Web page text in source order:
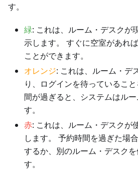
す。
緑: これは、ルーム・デスクが
示します。 すぐに空室があれ
ことができます。
オレンジ: これは、ルーム・デ
り、ログインを待っているこ
間が過ぎると、システムはル
す。
赤: これは、ルーム・デスクが
します。 予約時間を過ぎた場
するか、別のルーム・デスク
す。